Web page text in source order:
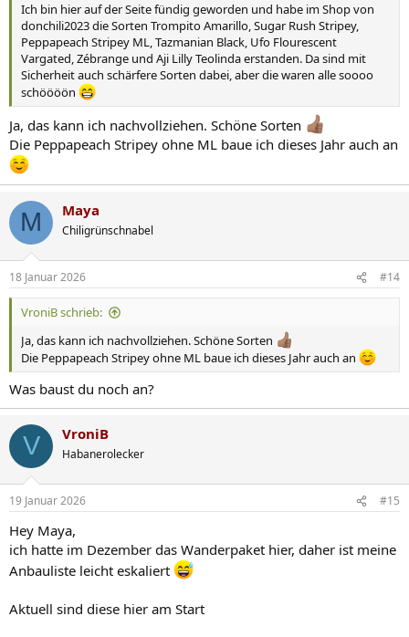
Ich bin hier auf der Seite fündig geworden und habe im Shop von
donchili2023 die Sorten Trompito Amarillo, Sugar Rush Stripey,
Peppapeach Stripey ML, Tazmanian Black, Ufo Flourescent
Vargated, Zébrange und Aji Lilly Teolinda erstanden. Da sind mit
Sicherheit auch schärfere Sorten dabei, aber die waren alle soooo
schöööön
Ja, das kann ich nachvollziehen. Schöne Sorten
Die Peppapeach Stripey ohne ML baue ich dieses Jahr auch an
M Maya
Chiligrünschnabel
18 Januar 2026 #14
VroniB schrieb:
Ja, das kann ich nachvollziehen. Schöne Sorten
Die Peppapeach Stripey ohne ML baue ich dieses Jahr auch an
Was baust du noch an?
V VroniB
Habanerolecker
19 Januar 2026 #15
Hey Maya,
ich hatte im Dezember das Wanderpaket hier, daher ist meine
Anbauliste leicht eskaliert
Aktuell sind diese hier am Start